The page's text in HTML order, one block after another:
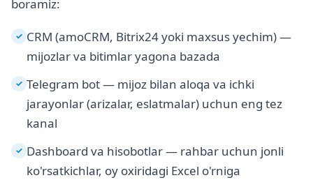
boramiz:
✓ CRM (amoCRM, Bitrix24 yoki maxsus yechim) —
mijozlar va bitimlar yagona bazada
✓ Telegram bot — mijoz bilan aloqa va ichki
jarayonlar (arizalar, eslatmalar) uchun eng tez
kanal
✓ Dashboard va hisobotlar — rahbar uchun jonli
ko'rsatkichlar, oy oxiridagi Excel o'rniga